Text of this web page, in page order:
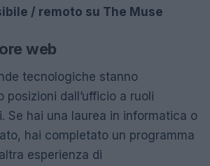
/ remoto su The Muse
web
tecnologiche stanno
posizioni dall’ufficio a ruoli
Se hai una laurea in informatica o
hai completato un programma
esperienza di